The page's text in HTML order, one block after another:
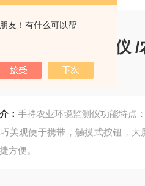
友！有什么可以帮
式农业环境监测仪
：手持农业环境监测仪功能特点：
美观便于携带，触摸式按钮，大
方便。